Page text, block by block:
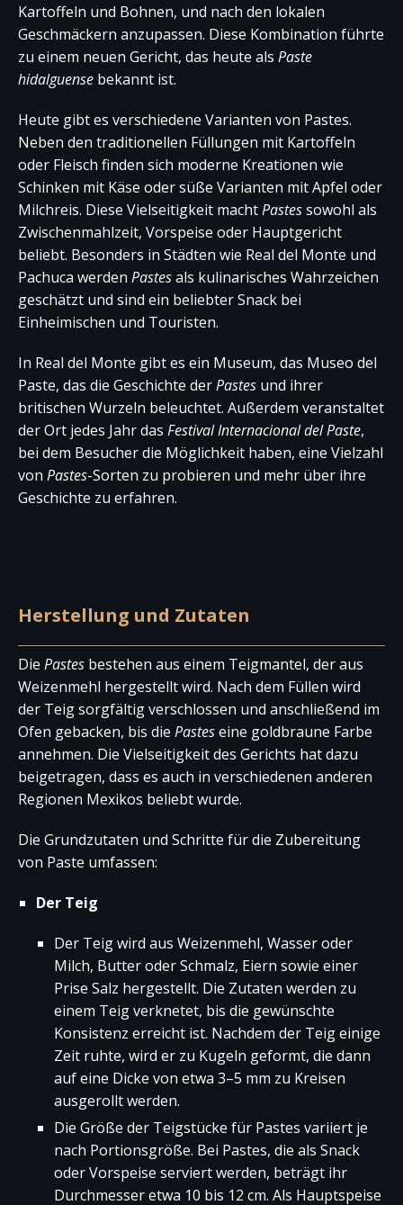
Kartoffeln und Bohnen, und nach den lokalen
Geschmäckern anzupassen. Diese Kombination führte
zu einem neuen Gericht, das heute als Paste
hidalguense bekannt ist.
Heute gibt es verschiedene Varianten von Pastes.
Neben den traditionellen Füllungen mit Kartoffeln
oder Fleisch finden sich moderne Kreationen wie
Schinken mit Käse oder süße Varianten mit Apfel oder
Milchreis. Diese Vielseitigkeit machtPastessowohl als
Zwischenmahlzeit, Vorspeise oder Hauptgericht
beliebt. Besonders in Städten wie Real del Monte und
Pachuca werden Pastesals kulinarisches Wahrzeichen
geschätzt und sind ein beliebter Snack bei
Einheimischen und Touristen.
In Real del Monte gibt es ein Museum, das Museo del
Paste, das die Geschichte derPastes und ihrer
britischen Wurzeln beleuchtet. Außerdem veranstaltet
der Ort jedes Jahr das Festival Internacional del Paste,
bei dem Besucher die Möglichkeit haben, eine Vielzahl
von Pastes-Sorten zu probieren und mehr über ihre
Geschichte zu erfahren.
Herstellung und Zutaten
Die Pastes bestehen aus einem Teigmantel, der aus
Weizenmehl hergestellt wird. Nach dem Füllen wird
der Teig sorgfältig verschlossen und anschließend im
Ofen gebacken, bis die Pasteseine goldbraune Farbe
annehmen. Die Vielseitigkeit des Gerichts hat dazu
beigetragen, dass es auch in verschiedenen anderen
Regionen Mexikos beliebt wurde.
Die Grundzutaten und Schritte für die Zubereitung
von Paste umfassen:
Der Teig
Der Teig wird aus Weizenmehl, Wasser oder
Milch, Butter oder Schmalz, Eiern sowie einer
Prise Salz hergestellt. Die Zutaten werden zu
einem Teig verknetet, bis die gewünschte
Konsistenz erreicht ist. Nachdem der Teig einige
Zeit ruhte, wird er zu Kugeln geformt, die dann
auf eine Dicke von etwa 3–5 mm zu Kreisen
ausgerollt werden.
Die Größe der Teigstücke für Pastes variiert je
nach Portionsgröße. Bei Pastes, die als Snack
oder Vorspeise serviert werden, beträgt ihr
Durchmesser etwa 10 bis 12 cm. Als Hauptspeise